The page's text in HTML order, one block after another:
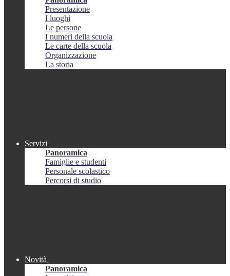
Presentazione
I luoghi
Le persone
I numeri della scuola
Le carte della scuola
Organizzazione
La storia
Servizi
Panoramica
Famiglie e studenti
Personale scolastico
Percorsi di studio
Novità
Panoramica